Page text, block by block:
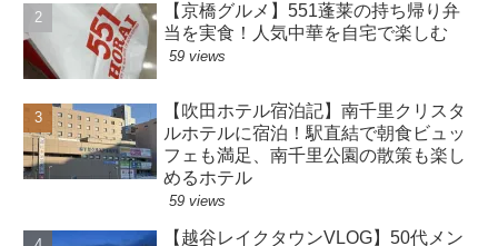
【京橋グルメ】551蓬莱の持ち帰り弁
当を実食！人気中華を自宅で楽しむ
59 views
【吹田ホテル宿泊記】南千里クリスタ
ルホテルに宿泊！駅直結で朝食ビュッ
フェも満足、南千里公園の散策も楽し
めるホテル
59 views
【越谷レイクタウンVLOG】50代メン